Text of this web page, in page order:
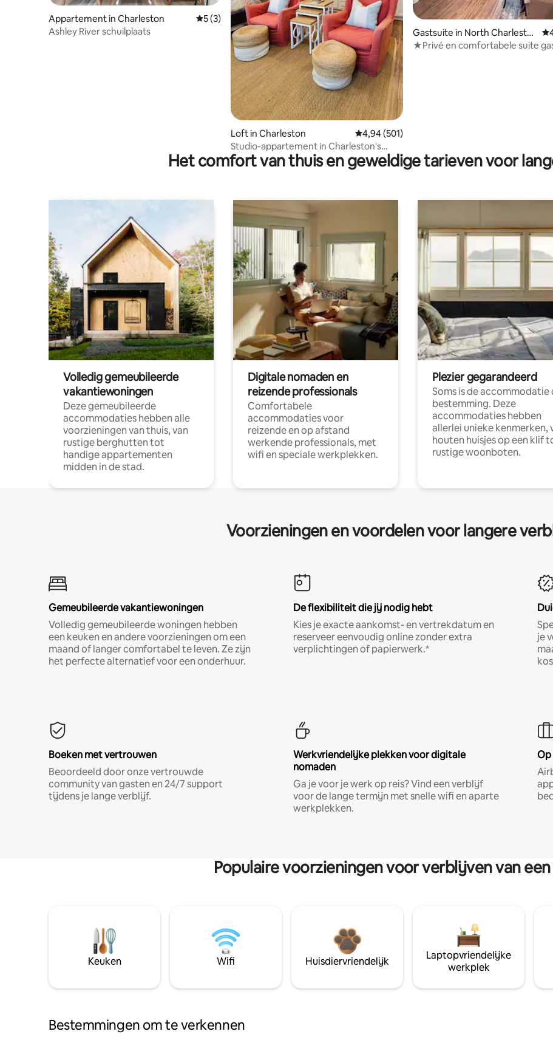
Appartement in Charleston Gemiddelde beoordeling van 5 op 5, 3 recensies
5 (3)
Ashley River schuilplaats
Loft in Charleston Gemiddelde beoordeling van 4,94 op 5, 501
4,94 (501)
Studio-appartement in Charleston's
Plantation Dist.
Gastsuite in North Charlesto
n
★Privé en comfortabele suite
Het comfort van thuis en geweldige tarieven voor
Volledig gemeubileerde
vakantiewoningen
Deze gemeubileerde
accommodaties hebben alle
voorzieningen van thuis, van
rustige berghutten tot
handige appartementen
midden in de stad.
Digitale nomaden en
reizende professionals
Comfortabele
accommodaties voor
reizende en op afstand
werkende professionals, met
wifi en speciale werkplekken.
Plezier gegarandeerd
Soms is de accommodatie
bestemming. Deze
accommodaties hebben
allerlei unieke kenmerken,
houten huisjes op een klif
rustige woonboten.
Voorzieningen en voordelen voor langere
Gemeubileerde vakantiewoningen
Volledig gemeubileerde woningen hebben
een keuken en andere voorzieningen om een
maand of langer comfortabel te leven. Ze zijn
het perfecte alternatief voor een onderhuur.
De flexibiliteit die jij nodig hebt
Kies je exacte aankomst- en vertrekdatum en
reserveer eenvoudig online zonder extra
verplichtingen of papierwerk.*
je
Boeken met vertrouwen
Beoordeeld door onze vertrouwde
community van gasten en 24/7 support
tijdens je lange verblijf.
Werkvriendelijke plekken voor digitale
nomaden
Ga je voor je werk op reis? Vind een verblijf
voor de lange termijn met snelle wifi en aparte
werkplekken.
Populaire voorzieningen voor verblijven van
Keuken Wifi Huisdiervriendelijk
Laptopvriendelijke
werkplek
Bestemmingen om te verkennen